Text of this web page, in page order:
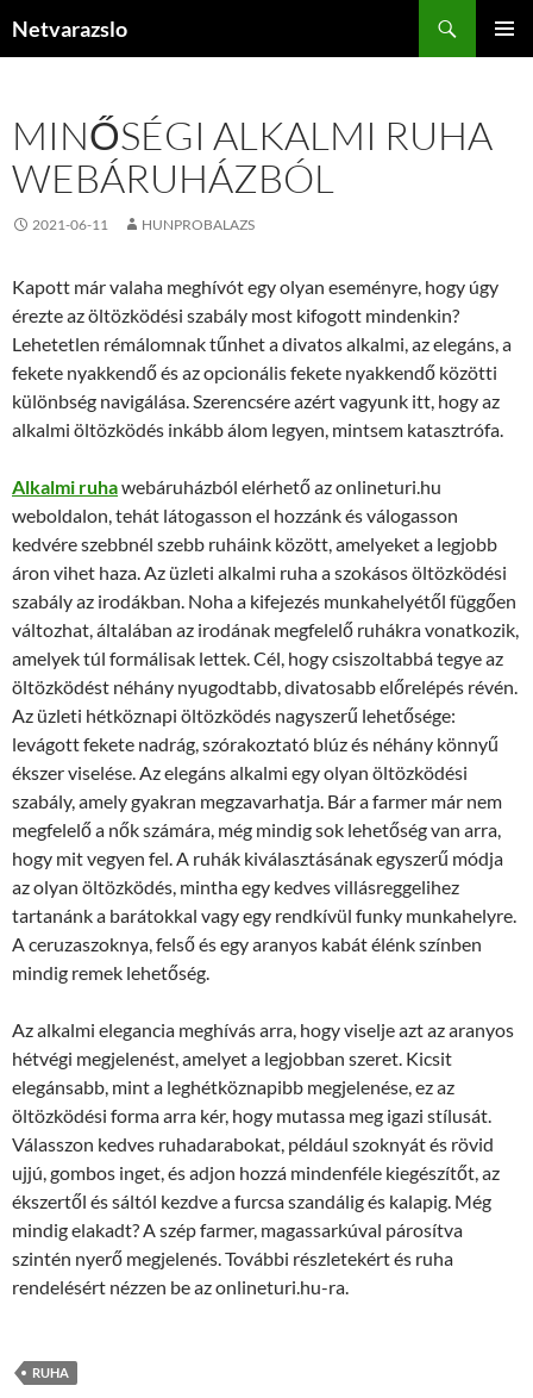
Netvarazslo
MINŐSÉGI ALKALMI RUHA
WEBÁRUHÁZBÓL
2021-06-11 HUNPROBALAZS
Kapott már valaha meghívót egy olyan eseményre, hogy úgy
érezte az öltözködési szabály most kifogott mindenkin?
Lehetetlen rémálomnak tűnhet a divatos alkalmi, az elegáns, a
fekete nyakkendő és az opcionális fekete nyakkendő közötti
különbség navigálása. Szerencsére azért vagyunk itt, hogy az
alkalmi öltözködés inkább álom legyen, mintsem katasztrófa.
Alkalmi ruhawebáruházból elérhető az onlineturi.hu
weboldalon, tehát látogasson el hozzánk és válogasson
kedvére szebbnél szebb ruháink között, amelyeket a legjobb
áron vihet haza. Az üzleti alkalmi ruha a szokásos öltözködési
szabály az irodákban. Noha a kifejezés munkahelyétől függően
változhat, általában az irodának megfelelő ruhákra vonatkozik,
amelyek túl formálisak lettek. Cél, hogy csiszoltabbá tegye az
öltözködést néhány nyugodtabb, divatosabb előrelépés révén.
Az üzleti hétköznapi öltözködés nagyszerű lehetősége:
levágott fekete nadrág, szórakoztató blúz és néhány könnyű
ékszer viselése. Az elegáns alkalmi egy olyan öltözködési
szabály, amely gyakran megzavarhatja. Bár a farmer már nem
megfelelő a nők számára, még mindig sok lehetőség van arra,
hogy mit vegyen fel. A ruhák kiválasztásának egyszerű módja
az olyan öltözködés, mintha egy kedves villásreggelihez
tartanánk a barátokkal vagy egy rendkívül funky munkahelyre.
A ceruzaszoknya, felső és egy aranyos kabát élénk színben
mindig remek lehetőség.
Az alkalmi elegancia meghívás arra, hogy viselje azt az aranyos
hétvégi megjelenést, amelyet a legjobban szeret. Kicsit
elegánsabb, mint a leghétköznapibb megjelenése, ez az
öltözködési forma arra kér, hogy mutassa meg igazi stílusát.
Válasszon kedves ruhadarabokat, például szoknyát és rövid
ujjú, gombos inget, és adjon hozzá mindenféle kiegészítőt, az
ékszertől és sáltól kezdve a furcsa szandálig és kalapig. Még
mindig elakadt? A szép farmer, magassarkúval párosítva
szintén nyerő megjelenés. További részletekért és ruha
rendelésért nézzen be az onlineturi.hu-ra.
RUHA